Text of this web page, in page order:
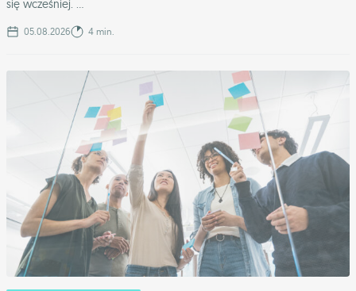
się wcześniej. ...
05.08.2026 4 min.